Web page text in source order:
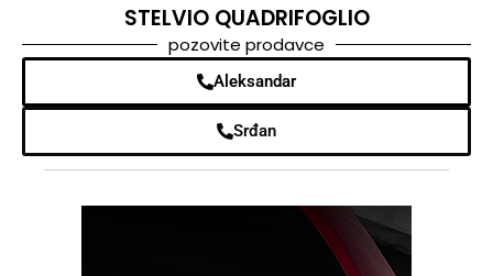
STELVIO QUADRIFOGLIO
pozovite prodavce
Aleksandar
Srđan